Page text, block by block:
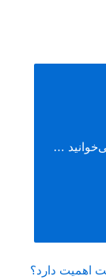
…
اهمیت دارد؟